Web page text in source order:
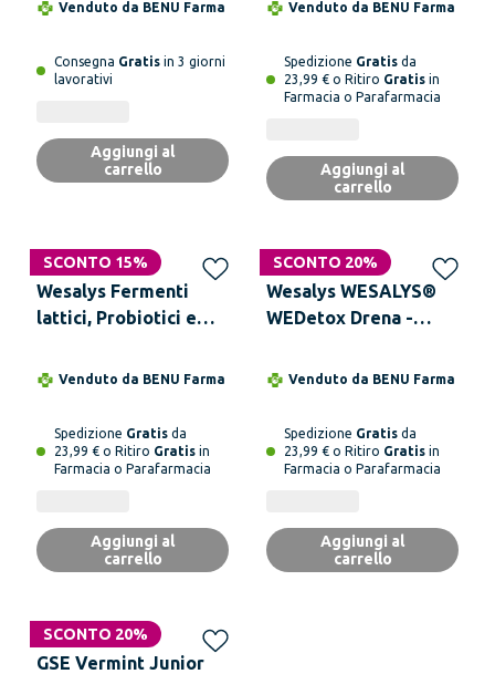
Venduto da BENU Farma
Consegna Gratis in 3 giorni
lavorativi
Aggiungi al
carrello
Venduto da BENU Farma
Spedizione Gratis da
23,99 € o Ritiro Gratis in
Farmacia o Parafarmacia
Aggiungi al
carrello
SCONTO 15%
Wesalys Fermenti
lattici, Probiotici e
Intestinale - WESALYS
Venduto da BENU Farma
Spedizione Gratis da
23,99 € o Ritiro Gratis in
Farmacia o Parafarmacia
Aggiungi al
carrello
SCONTO 20%
Wesalys WESALYS®
WEDetox Drena -
favorisce
Tossine
Venduto da BENU Farma
Spedizione Gratis da
23,99 € o Ritiro Gratis in
Farmacia o Parafarmacia
Aggiungi al
carrello
SCONTO 20%
GSE Vermint Junior